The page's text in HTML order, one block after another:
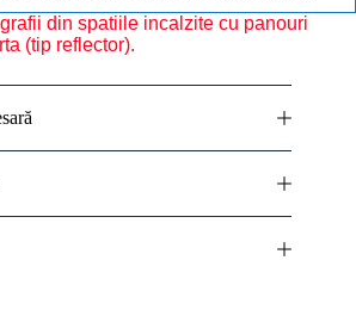
din spatiile incalzite cu panouri
(tip reflector).